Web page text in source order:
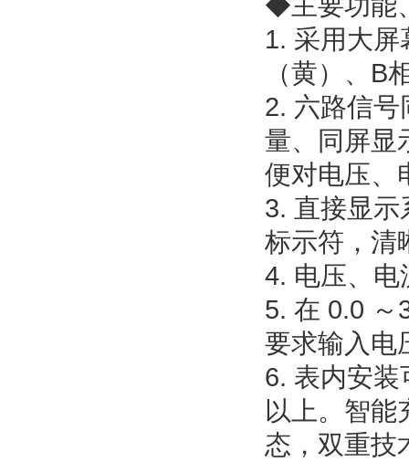
1. 采用大
（黄）、B
2. 六路信
量、同屏显
便对电压、
3. 直接显
标示符，清
4. 电压、电
5. 在 0.0 ～
要求输入电
6. 表内安
以上。智
态，双重技